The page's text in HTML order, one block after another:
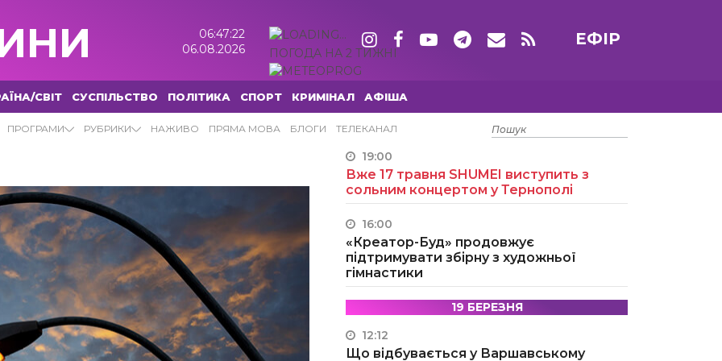
06:47:23
06.08.2026
ПОГОДА НА 2 ТИЖНІ
ЕФІР
СВІТ СУСПІЛЬСТВО ПОЛІТИКА СПОРТ КРИМІНАЛ АФІША
ПРОГРАМИ РУБРИКИ НАЖИВО ПРЯМА МОВА БЛОГИ ТЕЛЕКАНАЛ
15 ТРАВНЯ
19:00
Вже 17 травня SHUMEI виступить з
сольним концертом у Тернополі
16:00
«Креатор-Буд» продовжує
підтримувати збірну з художньої
гімнастики
19 БЕРЕЗНЯ
12:12
Що відбувається у Варшавському